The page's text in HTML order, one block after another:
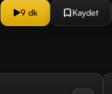
9 dk Kaydet